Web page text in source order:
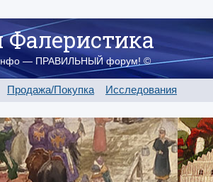
— ПРАВИЛЬНЫЙ форум! ©
Продажа/Покупка Исследования